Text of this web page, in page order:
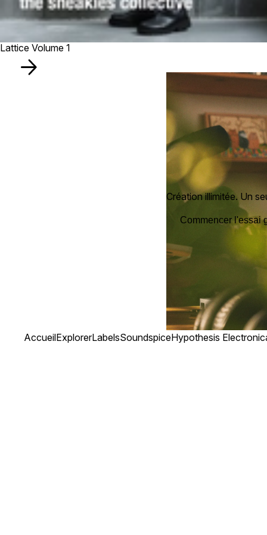
Lattice Volume 1
Création illimitée. Un
Commencer l'essai
AccueilExplorerLabelsSoundspiceHypothesis